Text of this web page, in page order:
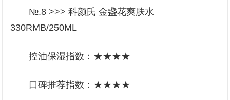
№.8 >>> 科颜氏 金盏花爽肤水
330RMB/250ML
控油保湿指数：★★★★
口碑推荐指数：★★★★